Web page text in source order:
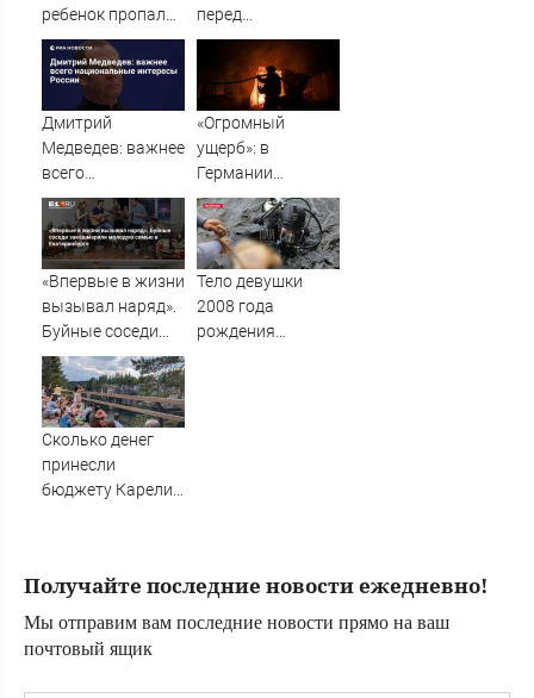
ребенок пропали
во время сплава
по реке
08/08/2026 –
Новости
перед
необходимостью
выполнить
условия Путина
Дмитрий
Медведев: важнее
всего
национальные
интересы России
«Огромный
ущерб»: в
Германии
рассказали об
ударах ВС России
по Украине
«Впервые в жизни
вызывал наряд».
Буйные соседи
закошмарили
молодую семью в
Екатеринбурге
Тело девушки
2008 года
рождения
Сколько денег
принесли
бюджету Карелии
Получайте последние новости ежедневно!
Мы отправим вам последние новости прямо на ваш
почтовый ящик